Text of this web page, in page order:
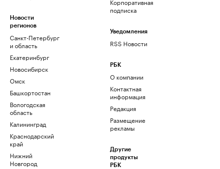
Новости
регионов
Санкт-Петербург
и область
Екатеринбург
Новосибирск
Омск
Башкортостан
Вологодская
область
Калининград
Краснодарский
край
Нижний
Новгород
подписка
Уведомления
RSS Новости
РБК
О компании
Контактная
информация
Редакция
Размещение
рекламы
Другие
продукты
РБК